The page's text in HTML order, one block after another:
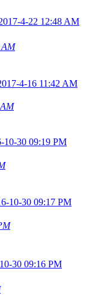
4-22 12:48 AM
4-16 11:42 AM
10-30 09:19 PM
10-30 09:17 PM
30 09:16 PM